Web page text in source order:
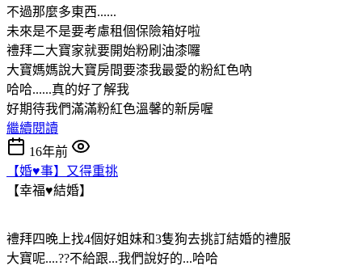
不過那麼多東西......
未來是不是要考慮租個保險箱好啦
禮拜二大寶家就要開始粉刷油漆囉
大寶媽媽說大寶房間要漆我最愛的粉紅色吶
哈哈......真的好了解我
好期待我們滿滿粉紅色溫馨的新房喔
繼續閱讀
16年前
【婚♥事】又得重挑
【幸福♥結婚】
禮拜四晚上找4個好姐妹和3隻狗去挑訂結婚的禮服
大寶呢....??不給跟...我們說好的...哈哈